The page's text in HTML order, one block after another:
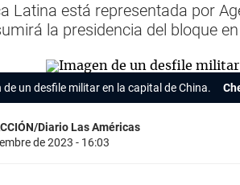
Latina está representada por
la presidencia del bloque
de un desfile militar en la capital de China.
Diario Las Américas
de 2023 - 16:03